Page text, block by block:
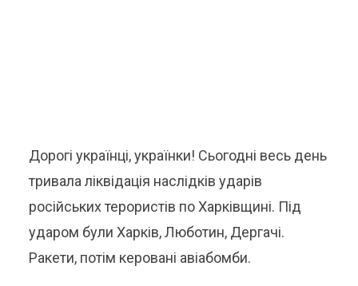
Дорогі українці, українки! Сьогодні весь день
тривала ліквідація наслідків ударів
російських терористів по Харківщині. Під
ударом були Харків, Люботин, Дергачі.
Ракети, потім керовані авіабомби.